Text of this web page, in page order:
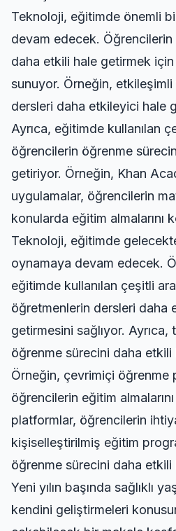
Teknoloji, eğitimde önemli
devam edecek.
daha etkili hale getirmek
sunuyor. Örneğin,
dersleri daha etkileyici hale
Ayrıca, eğitimde kullanılan
öğrencilerin öğrenme
getiriyor. Örneğin, Khan
uygulamalar, öğrencilerin
konularda eğitim almalarını
Teknoloji, eğitimde
oynamaya devam edecek.
eğitimde kullanılan çeşitli
öğretmenlerin dersleri daha
getirmesini sağlıyor.
öğrenme sürecini daha etkili
Örneğin, çevrimiçi öğrenme
öğrencilerin eğitim
platformlar, öğrencilerin
kişiselleştirilmiş eğitim
öğrenme sürecini daha etkili
Yeni yılın başında sağlıklı
kendini geliştirmeleri